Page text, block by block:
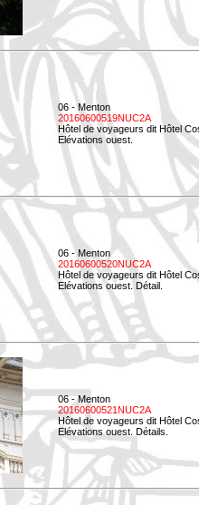
06 - Menton
20160600519NUC2A
Hôtel de voyageurs dit Hôtel
Elévations ouest.
06 - Menton
20160600520NUC2A
Hôtel de voyageurs dit Hôtel
Elévations ouest. Détail.
06 - Menton
20160600521NUC2A
Hôtel de voyageurs dit Hôtel
Elévations ouest. Détails.